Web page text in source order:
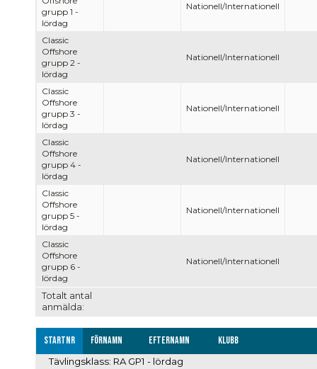
Totalt antal
anmälda:
grupp 1 -
lördag
Nationell/Internationell
Classic
Offshore
grupp 2 -
lördag
Nationell/Internationell
Classic
Offshore
grupp 3 -
lördag
Nationell/Internationell
Classic
Offshore
grupp 4 -
lördag
Nationell/Internationell
Classic
Offshore
grupp 5 -
lördag
Nationell/Internationell
Classic
Offshore
grupp 6 -
lördag
Nationell/Internationell
Startnr Förnamn Efternamn Klubb
Tävlingsklass: RA GP1 - lördag